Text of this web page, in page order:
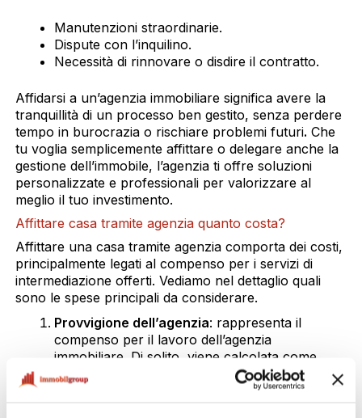
Manutenzioni straordinarie.
Dispute con l’inquilino.
Necessità di rinnovare o disdire il contratto.
Affidarsi a un’agenzia immobiliare significa avere la
tranquillità di un processo ben gestito, senza perdere
tempo in burocrazia o rischiare problemi futuri. Che
tu voglia semplicemente affittare o delegare anche la
gestione dell’immobile, l’agenzia ti offre soluzioni
personalizzate e professionali per valorizzare al
meglio il tuo investimento.
Affittare casa tramite agenzia quanto costa?
Affittare una casa tramite agenzia comporta dei costi,
principalmente legati al compenso per i servizi di
intermediazione offerti. Vediamo nel dettaglio quali
sono le spese principali da considerare.
Provvigione dell’agenzia: rappresenta il
compenso per il lavoro dell’agenzia
immobiliare. Di solito, viene calcolata come
unapercentuale del canone annuo di affitto,
10% e il 15%